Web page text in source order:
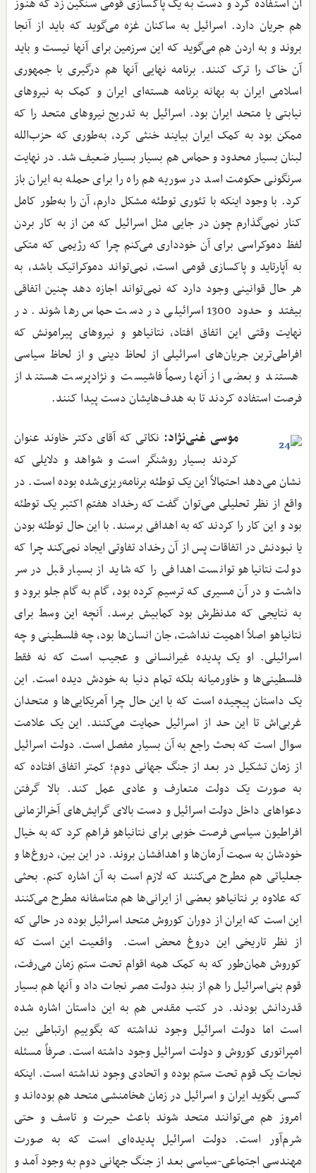
آن استفاده کرد و دست به یک پاکسازی قومی سنگین زد که هنوز
هم جریان دارد. اسرائیل به ساکنان غزه می‌گوید که باید از آنجا
بروند و به اردن هم می‌گوید که این سرزمین برای آنها نیست و باید
آن خاک را ترک کنند. برنامه نهایی آنها هم درگیری‌ با جمهوری
اسلامی ایران به بهانه برنامه هسته‌ای ایران و کمک به نیروهای
نیابتی یا متحد ایران بود. اسرائیل به تدریج نیروهای متحد را که
ممکن بود به کمک ایران بیایند خنثی کرد، به‌طوری که حزب‌الله
لبنان بسیار محدود و حماس هم بسیار بسیار ضعیف شد. در نهایت
سرنگونی حکومت اسد در سوریه هم راه را برای حمله به ایران باز
کرد. با وجود اینکه با تئوری توطئه مشکل دارم، آن را به‌طور کامل
کنار نمی‌گذارم چون در جایی مثل اسرائیل که من از به کار بردن
لفظ دموکراسی برای آن خودداری می‌کنم چرا که رژیمی که متکی
به آپارتاید و پاکسازی قومی است، نمی‌تواند دموکراتیک باشد، به
هر حال قوانینی وجود دارد که نمی‌تواند اجازه دهد چنین اتفاقی
بیفتد و حدود 1300 اسرائیلی در دست حماس رها شوند. در
نهایت وقتی این اتفاق افتاد، نتانیاهو و نیروهای پیرامونش که
افراطی‌ترین جریان‌های اسرائیلی از لحاظ دینی و از لحاظ سیاسی
هستند و بعضی از آنها رسماً فاشیست و نژادپرست هستند از
فرصت استفاده کردند تا به هدف‌هایشان دست پیدا کنند.
موسی غنی‌نژاد: نکاتی که آقای دکتر خاوند عنوان
کردند بسیار روشنگر است و شواهد و دلایلی که
نشان می‌دهد احتمالاً این یک توطئه برنامه‌ریزی‌شده بوده است. در
واقع از نظر تحلیلی می‌توان گفت که رخداد هفتم اکتبر یک توطئه
بود و این کار را کردند که به اهدافی برسند. با این حال توطئه بودن
یا نبودنش در اتفاقات پس از آن رخداد تفاوتی ایجاد نمی‌کند چرا که
دولت نتانیاهو توانست اهدافی را که شاید از بسیار قبل در سر
داشت و در آن مسیری که ترسیم کرده بود، گام به گام جلو برود و
به نتایجی که مدنظرش بود کمابیش برسد. آنچه این وسط برای
نتانیاهو اصلاً اهمیت نداشت، جان انسان‌ها بود، چه فلسطینی و چه
اسرائیلی. او یک پدیده‌ غیرانسانی و عجیب است که نه فقط
فلسطینی‌ها و خاورمیانه بلکه تمام دنیا به خودش دیده است. این
یک داستان پیچیده‌ است که با این حال چرا آمریکایی‌ها و متحدان
غربی‌اش تا این حد از اسرائیل حمایت می‌کنند. این یک علامت
سوال است که بحث راجع به آن بسیار مفصل است. دولت اسرائیل
از زمان تشکیل در بعد از جنگ جهانی دوم؛ کمتر اتفاق افتاده که
به صورت یک دولت متعارف و عادی عمل کند. بالا گرفتن
دعواهای داخل دولت اسرائیل و دست بالای گرایش‌های آخر‌الزمانی
افراطیون سیاسی فرصت خوبی برای نتانیاهو فراهم کرد که به خیال
خودشان به سمت آرمان‌ها و اهدافشان بروند. در این بین، دروغ‌ها و
جعلیاتی هم مطرح می‌کنند که لازم است به آن اشاره کنم. بحثی
که علاوه بر نتانیاهو بعضی از ایرانی‌ها هم متاسفانه مطرح می‌کنند
این است که ایران از دوران کوروش متحد اسرائیل بوده در حالی که
از نظر تاریخی این دروغ محض است. واقعیت این است که
کوروش همان‌طور که به کمک همه‌ اقوام تحت ستم زمان می‌رفت،
قوم بنی‌اسرائیل را هم از بندِ دولت مصر نجات داد و آنها هم بسیار
قدردانش بودند. در کتب مقدس هم به این داستان اشاره شده
است اما دولت اسرائیل وجود نداشته که بگوییم ارتباطی بین
امپراتوری کوروش و دولت اسرائیل وجود داشته است. صرفاً مسئله
نجات یک قوم تحت ستم بوده و اتحادی وجود نداشته است. اینکه
کسی بگوید ایران و اسرائیل در زمان هخامنشی متحد هم بوده‌اند و
امروز هم می‌توانند متحد شوند باعث حیرت و تاسف و حتی
شرم‌آور است. دولت اسرائیل پدیده‌ای است که به صورت
مهندسی اجتماعی-سیاسی بعد از جنگ جهانی دوم به وجود آمد و